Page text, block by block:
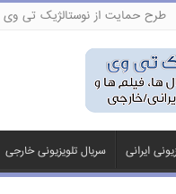
طرح حمایت از نوستالژیک تی وی
ایرانی سریال تلویزیونی خارجی